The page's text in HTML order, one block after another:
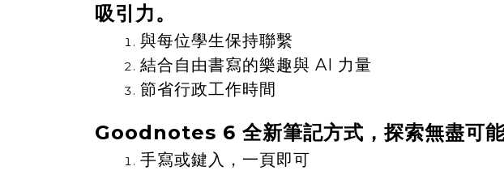
吸引力。
與每位學生保持聯繫
結合自由書寫的樂趣與 AI 力量
節省行政工作時間
Goodnotes 6 全新筆記方式，探索無盡可能
手寫或鍵入，一頁即可